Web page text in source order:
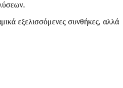
εξελισσόμενες συνθήκες, αλλά